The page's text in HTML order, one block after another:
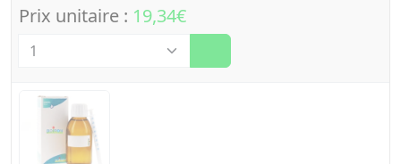
Prix unitaire : 19,34€